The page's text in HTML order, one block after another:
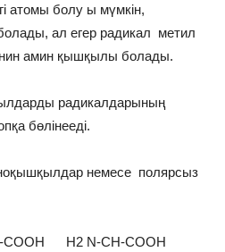
атомы болу ы мүмкін,
ал егер радикал метил
амин қышқылы болады.
радикалдарының
бөлінееді.
немесе полярсыз
COOH H2 N-CH-COOH